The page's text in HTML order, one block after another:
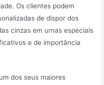
Os clientes podem
de dispor dos
cinzas em urnas especiais
e de importância
dos seus maiores